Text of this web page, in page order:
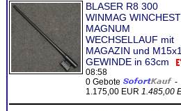
BLASER R8 300
WINMAG
MAGNUM
WECHSELLAUF mit
MAGAZIN und
GEWINDE in 63cm
08:58
0 Gebote
-
1.175,00 EUR 1.485,00